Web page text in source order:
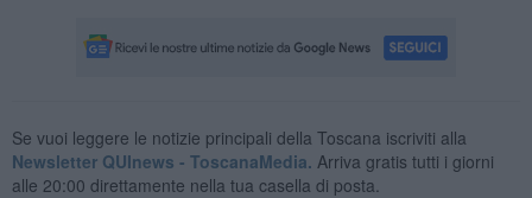
Se vuoi leggere le notizie principali della Toscana iscriviti alla
Newsletter QUInews - ToscanaMedia. Arriva gratis tutti i giorni
alle 20:00 direttamente nella tua casella di posta.